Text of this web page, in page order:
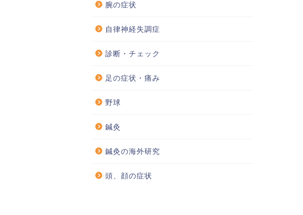
腕の症状
自律神経失調症
診断・チェック
足の症状・痛み
野球
鍼灸
鍼灸の海外研究
頭、顔の症状